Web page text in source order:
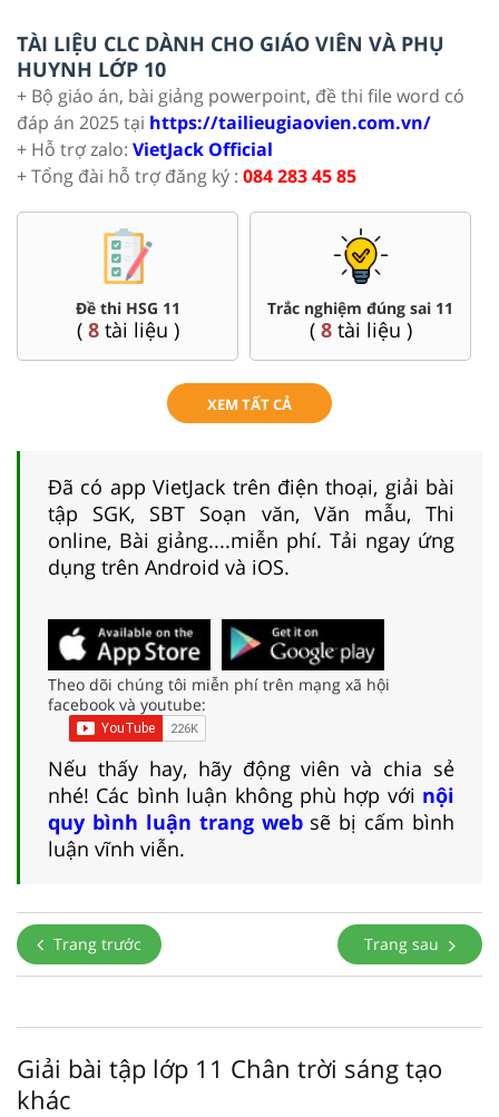
TÀI LIỆU CLC DÀNH CHO GIÁO VIÊN VÀ PHỤ
HUYNH LỚP 10
+ Bộ giáo án, bài giảng powerpoint, đề thi file word có
đáp án 2025 tại https://tailieugiaovien.com.vn/
+ Hỗ trợ zalo: VietJack Official
+ Tổng đài hỗ trợ đăng ký : 084 283 45 85
Đề thi HSG 11
( 8tài liệu )
Trắc nghiệm đúng sai 11
( 8tài liệu )
XEM TẤT CẢ
Đã có app VietJack trên điện thoại, giải bài
tập SGK, SBT Soạn văn, Văn mẫu, Thi
online, Bài giảng....miễn phí. Tải ngay ứng
dụng trên Android và iOS.
Theo dõi chúng tôi miễn phí trên mạng xã hội
facebook và youtube:
Nếu thấy hay, hãy động viên và chia sẻ
nhé! Các bình luận không phù hợp với nội
quy bình luận trang websẽ bị cấm bình
luận vĩnh viễn.
Trang trước Trang sau
Giải bài tập lớp 11 Chân trời sáng tạo
khác